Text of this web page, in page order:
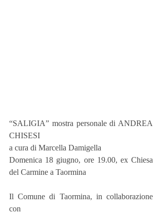
“SALIGIA” mostra personale di ANDREA
CHISESI
a cura di Marcella Damigella
Domenica 18 giugno, ore 19.00, ex Chiesa
del Carmine a Taormina
Il Comune di Taormina, in collaborazione
con